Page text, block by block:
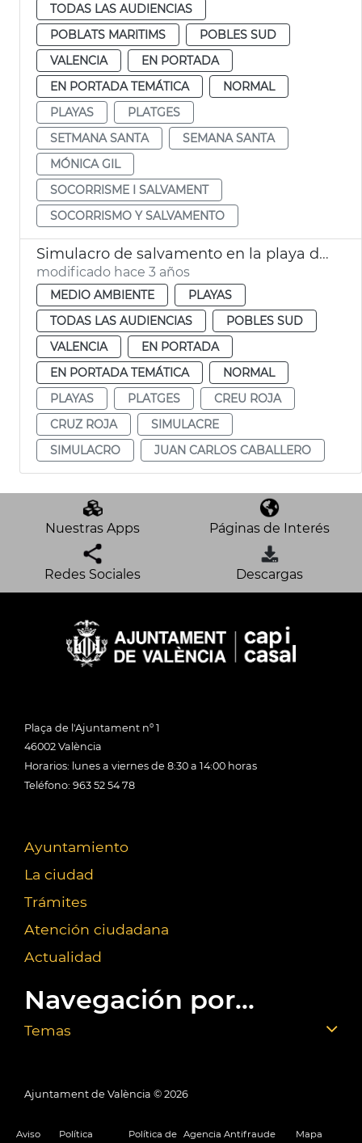
TODAS LAS AUDIENCIAS
POBLATS MARITIMS
POBLES SUD
VALENCIA
EN PORTADA
EN PORTADA TEMÁTICA
NORMAL
PLAYAS
PLATGES
SETMANA SANTA
SEMANA SANTA
MÓNICA GIL
SOCORRISME I SALVAMENT
SOCORRISMO Y SALVAMENTO
Simulacro de salvamento en la playa del Perellonet
modificado hace 3 años
MEDIO AMBIENTE
PLAYAS
TODAS LAS AUDIENCIAS
POBLES SUD
VALENCIA
EN PORTADA
EN PORTADA TEMÁTICA
NORMAL
PLAYAS
PLATGES
CREU ROJA
CRUZ ROJA
SIMULACRE
SIMULACRO
JUAN CARLOS CABALLERO
Nuestras Apps Páginas de Interés
Redes Sociales Descargas
Plaça de l'Ajuntament nº 1
46002 València
Horarios: lunes a viernes de 8:30 a 14:00 horas
Teléfono: 963 52 54 78
Ayuntamiento
La ciudad
Trámites
Atención ciudadana
Actualidad
Navegación por...
Temas
Ajuntament de València © 2026
Aviso Política Política de Agencia Antifraude Mapa